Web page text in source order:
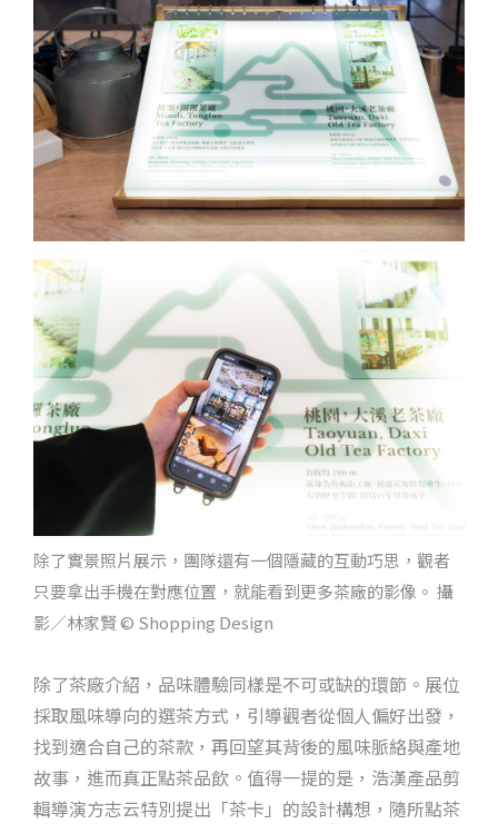
除了實景照片展示，團隊還有一個隱藏的互動巧思，觀者
只要拿出手機在對應位置，就能看到更多茶廠的影像。 攝
影／林家賢 © Shopping Design
除了茶廠介紹，品味體驗同樣是不可或缺的環節。展位
採取風味導向的選茶方式，引導觀者從個人偏好出發，
找到適合自己的茶款，再回望其背後的風味脈絡與產地
故事，進而真正點茶品飲。值得一提的是，浩漢產品剪
輯導演方志云特別提出「茶卡」的設計構想，隨所點茶